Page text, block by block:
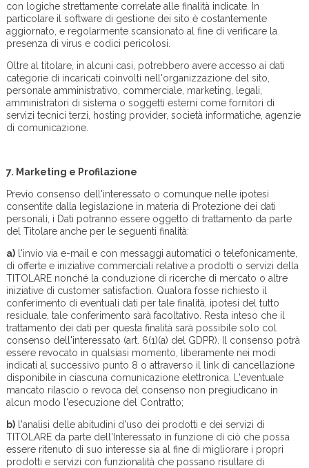
con logiche strettamente correlate alle finalità indicate. In
particolare il software di gestione dei sito è costantemente
aggiornato, e regolarmente scansionato al fine di verificare la
presenza di virus e codici pericolosi.
Oltre al titolare, in alcuni casi, potrebbero avere accesso ai dati
categorie di incaricati coinvolti nell'organizzazione del sito,
personale amministrativo, commerciale, marketing, legali,
amministratori di sistema o soggetti esterni come fornitori di
servizi tecnici terzi, hosting provider, società informatiche, agenzie
di comunicazione.
7. Marketing e Profilazione
Previo consenso dell'interessato o comunque nelle ipotesi
consentite dalla legislazione in materia di Protezione dei dati
personali, i Dati potranno essere oggetto di trattamento da parte
del Titolare anche per le seguenti finalità:
a)l'invio via e-mail e con messaggi automatici o telefonicamente,
di offerte e iniziative commerciali relative a prodotti o servizi della
TITOLARE nonché la conduzione di ricerche di mercato o altre
iniziative di customer satisfaction. Qualora fosse richiesto il
conferimento di eventuali dati per tale finalità, ipotesi del tutto
residuale, tale conferimento sarà facoltativo. Resta inteso che il
trattamento dei dati per questa finalità sarà possibile solo col
consenso dell'interessato (art. 6(1)(a) del GDPR). Il consenso potrà
essere revocato in qualsiasi momento, liberamente nei modi
indicati al successivo punto 8 o attraverso il link di cancellazione
disponibile in ciascuna comunicazione elettronica. L'eventuale
mancato rilascio o revoca del consenso non pregiudicano in
alcun modo l'esecuzione del Contratto;
b)l'analisi delle abitudini d'uso dei prodotti e dei servizi di
TITOLARE da parte dell'Interessato in funzione di ciò che possa
essere ritenuto di suo interesse sia al fine di migliorare i propri
prodotti e servizi con funzionalità che possano risultare di